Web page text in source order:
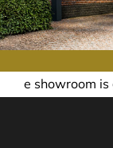
is geopend op